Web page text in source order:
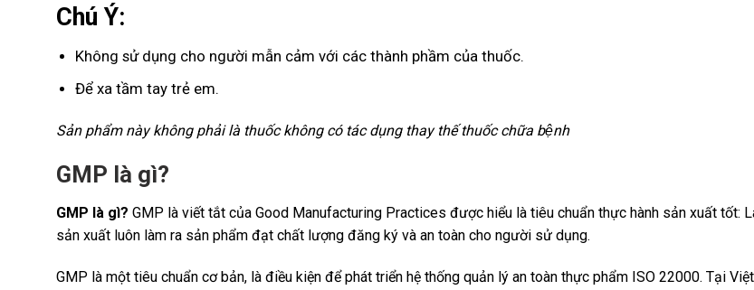
Chú Ý:
Không sử dụng cho người mẫn cảm với các thành phầm của thuốc.
Để xa tầm tay trẻ em.
Sản phẩm này không phải là thuốc không có tác dụng thay thế thuốc chữa bệnh
GMP là gì?
GMP là gì? GMP là viết tắt của Good Manufacturing Practices được hiểu là tiêu chuẩn thực hành sản xuất tốt:
sản xuất luôn làm ra sản phẩm đạt chất lượng đăng ký và an toàn cho người sử dụng.
GMP là một tiêu chuẩn cơ bản, là điều kiện để phát triển hệ thống quản lý an toàn thực phẩm ISO 22000. Tại